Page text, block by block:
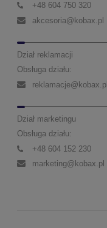
+48 604 750 320
akcesoria@kobax.pl
Dział reklamacji
Obsługa działu:
reklamacje@kobax.pl
Dział marketingu
Obsługa działu:
+48 604 152 230
marketing@kobax.pl